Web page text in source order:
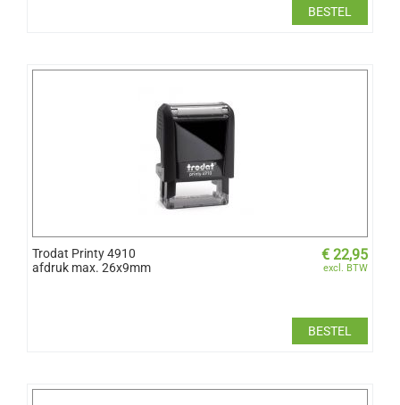
BESTEL
Trodat Printy 4910
afdruk max. 26x9mm
€ 22,95
excl. BTW
BESTEL